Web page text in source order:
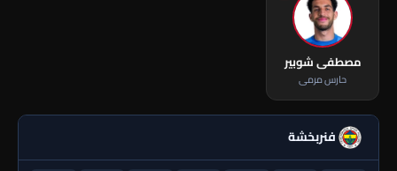
مصطفى شوبير
حارس مرمى
فنربخشة